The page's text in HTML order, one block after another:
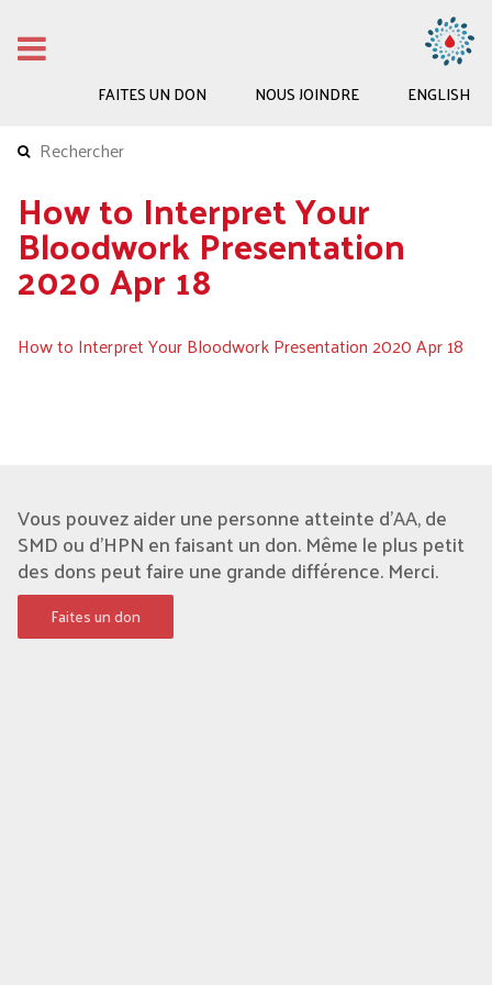
FAITES UN DON NOUS JOINDRE ENGLISH
How to Interpret Your
Bloodwork Presentation
2020 Apr 18
How to Interpret Your Bloodwork Presentation 2020 Apr 18
Vous pouvez aider une personne atteinte d'AA, de
SMD ou d’HPN en faisant un don. Même le plus petit
des dons peut faire une grande différence. Merci.
Faites un don